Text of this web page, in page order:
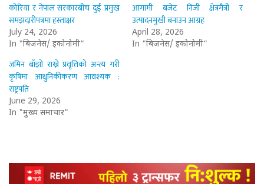
कोरिया र नेपाल सरकारबीच दुई प्रमुख
समझदारीपत्रमा हस्ताक्षर
July 24, 2026
In "बिजनेस/ इकोनोमी"
आगामी बजेट निजी क्षेत्रमैत्री र
उत्पादनमुखी बनाउन आग्रह
April 28, 2026
In "बिजनेस/ इकोनोमी"
जमिन बाँझो राख्ने प्रवृत्तिको अन्त्य गरी
कृषिमा आधुनिकीकरण आवश्यक :
राष्ट्रपति
June 29, 2026
In "मुख्य समाचार"